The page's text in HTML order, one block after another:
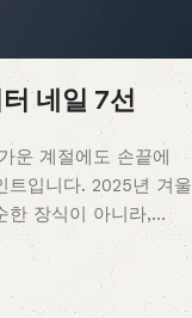
네일 7선
운 계절에도 손끝에
트입니다. 2025년 겨울
한 장식이 아니라,…